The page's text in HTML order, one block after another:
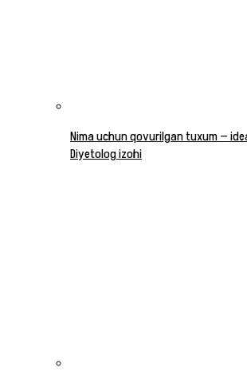
Nima uchun qovurilgan tuxum —
Diyetolog izohi